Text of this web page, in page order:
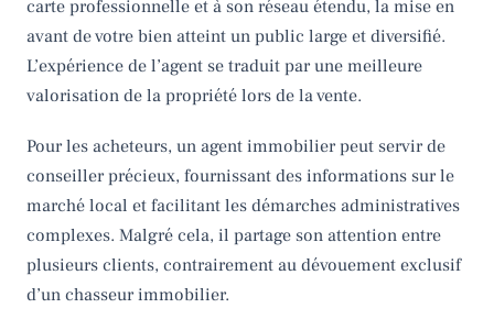
carte professionnelle et à son réseau étendu, la mise en
avant de votre bien atteint un public large et diversifié.
L’expérience de l’agent se traduit par une meilleure
valorisation de la propriété lors de la vente.
Pour les acheteurs, un agent immobilier peut servir de
conseiller précieux, fournissant des informations sur le
marché local et facilitant les démarches administratives
complexes. Malgré cela, il partage son attention entre
plusieurs clients, contrairement au dévouement exclusif
d’un chasseur immobilier.